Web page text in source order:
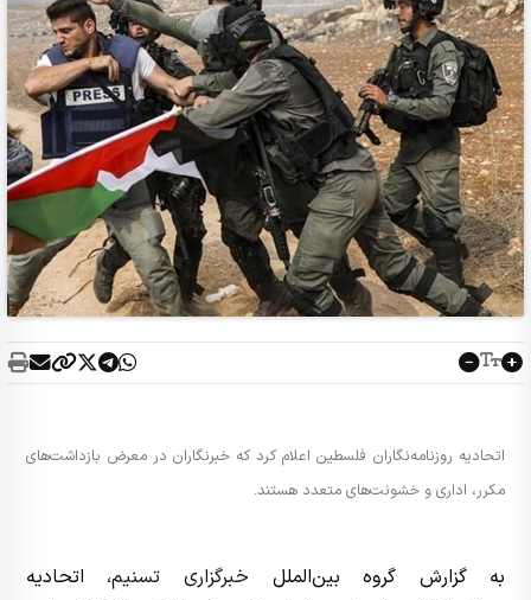
اتحادیه روزنامه‌نگاران فلسطین اعلام کرد که خبرنگاران در معرض بازداشت‌های
مکرر، اداری و خشونت‌های متعدد هستند.
به گزارش گروه بین‌الملل خبرگزاری تسنیم، اتحادیه